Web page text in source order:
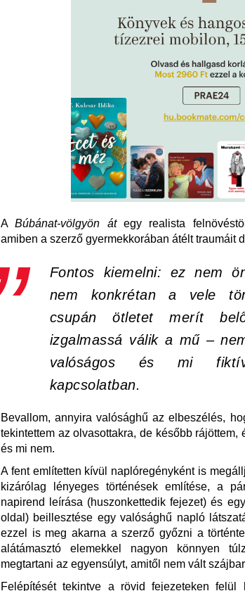
ABúbánat-völgyön átegy realista
amiben a szerző gyermekkorában átélt traumáit
Fontos kiemelni: ez nem
nem konkrétan a vele
csupán ötletet merít
izgalmassá válik a mű –
valóságos és mi
kapcsolatban.
Bevallom, annyira valósághű az elbeszélés,
tekintettem az olvasottakra, de később
és mi nem.
A fent említetten kívül naplóregényként is
kizárólag lényeges történések említése, a
napirend leírása (huszonkettedik fejezet) és
oldal) beillesztése egy valósághű napló
ezzel is meg akarna a szerző győzni a
alátámasztó elemekkel nagyon könnyen
megtartani az egyensúlyt, amitől nem vált
Felépítését tekintve a rövid fejezeteken